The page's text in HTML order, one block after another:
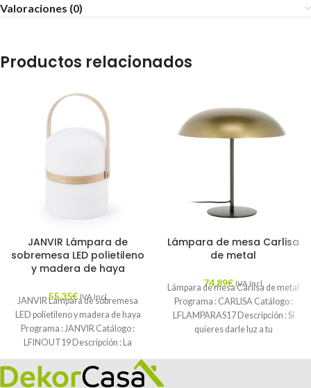
Valoraciones (0)
Productos relacionados
JANVIR Lámpara de
sobremesa LED polietileno
y madera de haya
55,35€ IVA Incl.
JANVIR Lámpara de sobremesa
LED polietileno y madera de haya
Programa : JANVIR Catálogo :
LFINOUT19 Descripción : La
lámpara
Lámpara de mesa Carlisa
de metal
74,89€ IVA Incl.
Lámpara de mesa Carlisa de metal
Programa : CARLISA Catálogo :
LFLAMPARAS17 Descripción : Si
quieres darle luz a tu